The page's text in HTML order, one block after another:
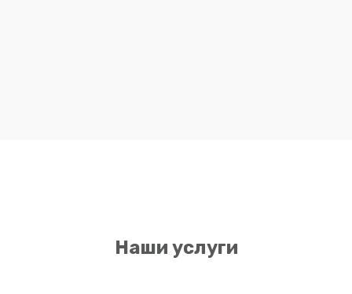
Наши услуги